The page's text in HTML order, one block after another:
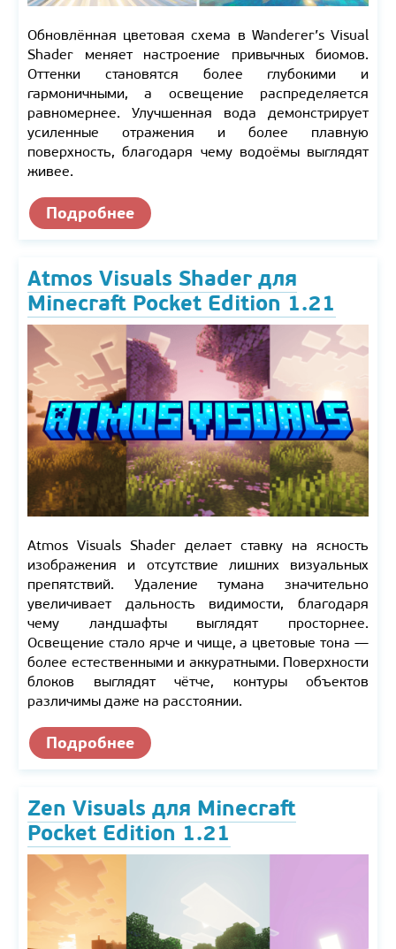
Обновлённая цветовая схема в Wanderer’s Visual
Shader меняет настроение привычных биомов.
Оттенки становятся более глубокими и
гармоничными, а освещение распределяется
равномернее. Улучшенная вода демонстрирует
усиленные отражения и более плавную
поверхность, благодаря чему водоёмы выглядят
живее.
Подробнее
Atmos Visuals Shader для
Minecraft Pocket Edition 1.21
Atmos Visuals Shader делает ставку на ясность
изображения и отсутствие лишних визуальных
препятствий. Удаление тумана значительно
увеличивает дальность видимости, благодаря
чему ландшафты выглядят просторнее.
Освещение стало ярче и чище, а цветовые тона —
более естественными и аккуратными. Поверхности
блоков выглядят чётче, контуры объектов
различимы даже на расстоянии.
Подробнее
Zen Visuals для Minecraft
Pocket Edition 1.21